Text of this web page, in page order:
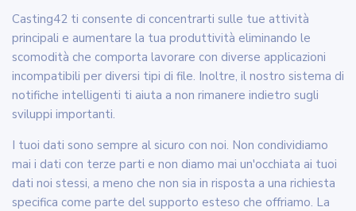
Casting42 ti consente di concentrarti sulle tue attività
principali e aumentare la tua produttività eliminando le
scomodità che comporta lavorare con diverse applicazioni
incompatibili per diversi tipi di file. Inoltre, il nostro sistema di
notifiche intelligenti ti aiuta a non rimanere indietro sugli
sviluppi importanti.
I tuoi dati sono sempre al sicuro con noi. Non condividiamo
mai i dati con terze parti e non diamo mai un'occhiata ai tuoi
dati noi stessi, a meno che non sia in risposta a una richiesta
specifica come parte del supporto esteso che offriamo. La